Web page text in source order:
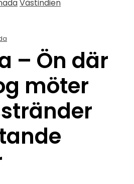
Västindien
– Ön där
möter